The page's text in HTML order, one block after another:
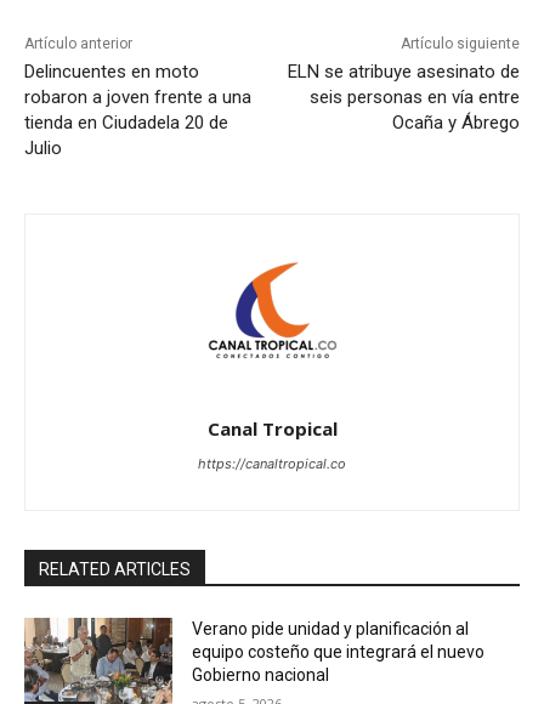
Artículo anterior
Delincuentes en moto
robaron a joven frente a una
tienda en Ciudadela 20 de
Julio
Artículo siguiente
ELN se atribuye asesinato de
seis personas en vía entre
Ocaña y Ábrego
Canal Tropical
https://canaltropical.co
RELATED ARTICLES
Verano pide unidad y planificación al
equipo costeño que integrará el nuevo
Gobierno nacional